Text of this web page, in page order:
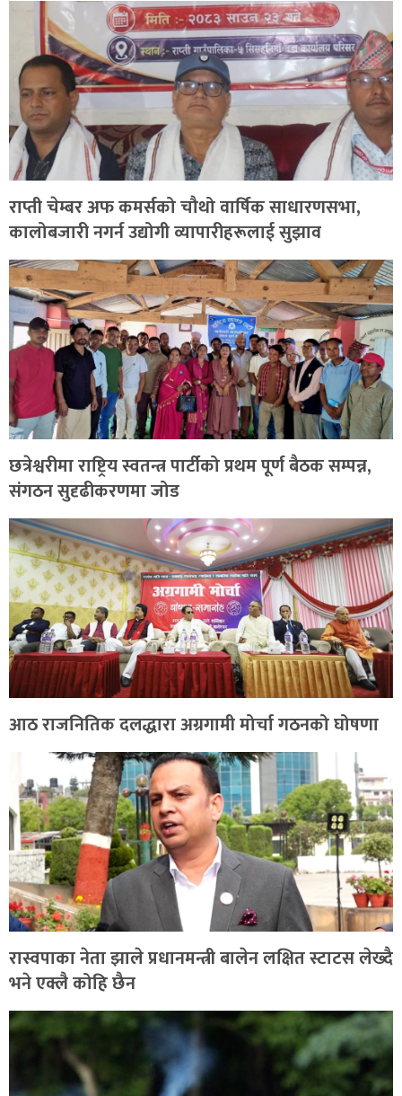
राप्ती चेम्बर अफ कमर्सको चौथो वार्षिक साधारणसभा,
कालोबजारी नगर्न उद्योगी व्यापारीहरूलाई सुझाव
छत्रेश्वरीमा राष्ट्रिय स्वतन्त्र पार्टीको प्रथम पूर्ण बैठक सम्पन्न,
संगठन सुदृढीकरणमा जोड
आठ राजनितिक दलद्धारा अग्रगामी मोर्चा गठनको घोषणा
रास्वपाका नेता झाले प्रधानमन्त्री बालेन लक्षित स्टाटस लेख्दै
भने एक्लै कोहि छैन